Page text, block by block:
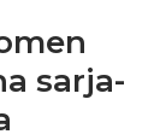
sarja-